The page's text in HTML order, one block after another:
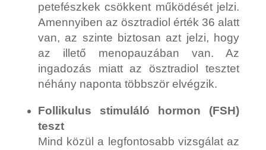
petefészkek csökkent működését jelzi.
Amennyiben az ösztradiol érték 36 alatt
van, az szinte biztosan azt jelzi, hogy
az illető menopauzában van. Az
ingadozás miatt az ösztradiol tesztet
néhány naponta többször elvégzik.
Follikulus stimuláló hormon (FSH)
teszt
Mind közül a legfontosabb vizsgálat az